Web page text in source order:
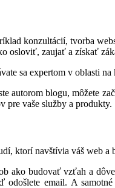
konzultácií, tvorba
osloviť, zaujať a získať
sa expertom v oblasti
autorom blogu, môžete
pre vaše služby a produkty.
ktorí navštívia váš web a
ako budovať vzťah a
email. A